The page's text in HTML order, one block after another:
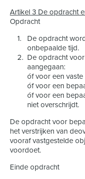
Artikel 3 De opdracht
Opdracht
De opdracht
onbepaalde tijd.
De opdracht
aangegaan:
óf voor een
óf voor een
óf voor een
niet overschrijdt.
De opdracht voor
het verstrijken van
vooraf vastgestelde
voordoet.
Einde opdracht